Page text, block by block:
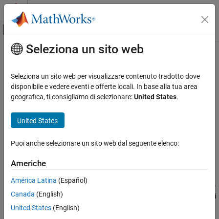
Vai al contenuto
Attiva/disattiva menu di navigazione
Pagina iniziale della documentazione
Fondamenti dell’ambiente di Simulink
Librerie di blocchi
Repeating Sequence
IN QUESTA PAGINA
Esempi
Caratteristiche del blocco
Algoritmi
Contenuto principale
Repeating Sequence
Generare un segnale periodico di forma arbitraria
Descrizione
Repeating Sequence
genera un segnale scalare periodico
che presenta una forma d'onda specificata utilizzando i parametri
Time valueseOutput values
Seleziona un sito web
Seleziona un sito web per visualizzare contenuto tradotto dove
disponibile e vedere eventi e offerte locali. In base alla tua area
geografica, ti consigliamo di selezionare:United States.
United States
Puoi anche selezionare un sito web dal seguente elenco:
Americhe
América Latina (Español)
Canada (English)
United States (English)